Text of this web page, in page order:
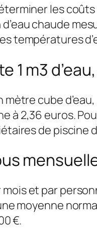
les
chaude
températures
1 m3
mètre cube
à 2,36 euros.
de piscine
et par
moyenne
€.